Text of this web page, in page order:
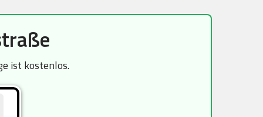
ist kostenlos.